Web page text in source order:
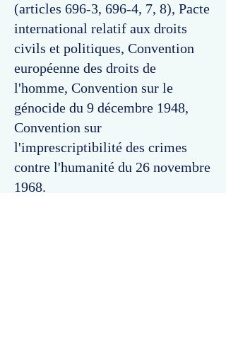
(articles 696-3, 696-4, 7, 8), Pacte
international relatif aux droits
civils et politiques, Convention
européenne des droits de
l'homme, Convention sur le
génocide du 9 décembre 1948,
Convention sur
l'imprescriptibilité des crimes
contre l'humanité du 26 novembre
1968.